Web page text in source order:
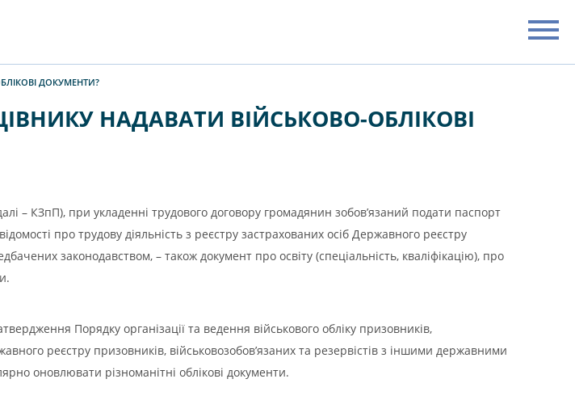
ДОКУМЕНТИ?
НАДАВАТИ ВІЙСЬКОВО-ОБЛІКОВІ
– КЗпП), при укладенні трудового договору громадянин зобов’язаний подати паспорт
про трудову діяльність з реєстру застрахованих осіб Державного реєстру
законодавством, – також документ про освіту (спеціальність, кваліфікацію), про
Порядку організації та ведення військового обліку призовників,
реєстру призовників, військовозобов’язаних та резервістів з іншими державними
оновлювати різноманітні облікові документи.